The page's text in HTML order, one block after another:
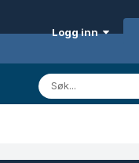
Logg inn